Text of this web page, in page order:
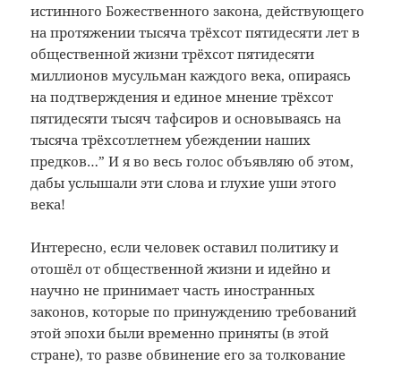
истинного Божественного закона, действующего
на протяжении тысяча трёхсот пятидесяти лет в
общественной жизни трёхсот пятидесяти
миллионов мусульман каждого века, опираясь
на подтверждения и единое мнение трёхсот
пятидесяти тысяч тафсиров и основываясь на
тысяча трёхсотлетнем убеждении наших
предков…” И я во весь голос объявляю об этом,
дабы услышали эти слова и глухие уши этого
века!
Интересно, если человек оставил политику и
отошёл от общественной жизни и идейно и
научно не принимает часть иностранных
законов, которые по принуждению требований
этой эпохи были временно приняты (в этой
стране), то разве обвинение его за толкование